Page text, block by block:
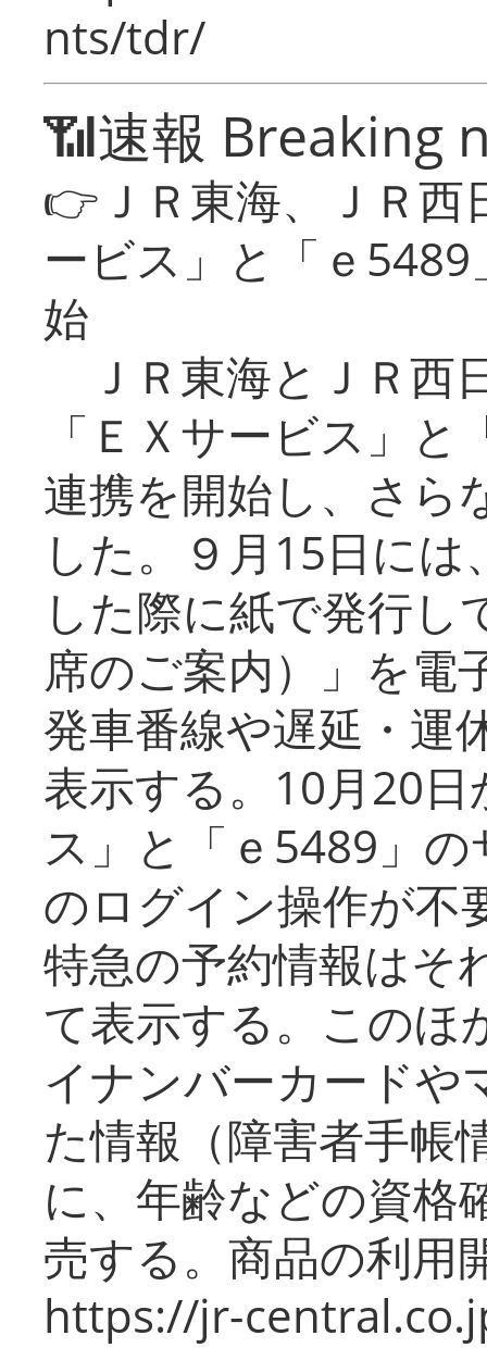
nts/tdr/
📶速報 Breaking
👉ＪＲ東海、ＪＲ
ービス」と「ｅ
始
ＪＲ東海とＪＲ西
「ＥＸサービス」
連携を開始し、さら
した。９月15日に
した際に紙で発行し
席のご案内）」を電
発車番線や遅延・運
表示する。10月20
ス」と「ｅ5489」
のログイン操作が不
特急の予約情報はそ
て表示する。このほ
イナンバーカードや
た情報（障害者手帳
に、年齢などの資格
売する。商品の利用
https://jr-